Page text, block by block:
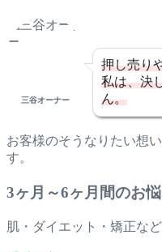
三谷オーナー
押し売り
私は、決
ん。
お客様のそうなりたい想
す。
3ヶ月～6ヶ月間のお
肌・ダイエット・矯正な